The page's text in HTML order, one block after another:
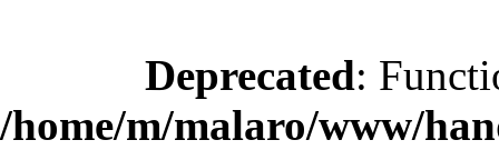
Deprecated:
/home/m/malaro/www/